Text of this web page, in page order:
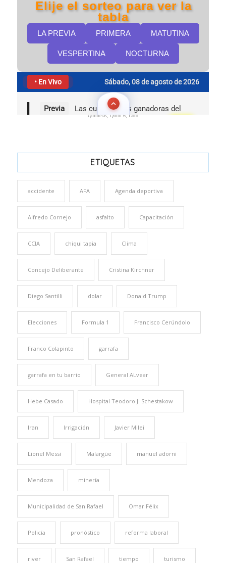
Quinielas, Quini 6, Loto
ETIQUETAS
accidente AFA Agenda deportiva
Alfredo Cornejo asfalto Capacitación
CCIA chiqui tapia Clima
Concejo Deliberante Cristina Kirchner
Diego Santilli dolar Donald Trump
Elecciones Formula 1 Francisco Cerúndolo
Franco Colapinto garrafa
garrafa en tu barrio General ALvear
Hebe Casado Hospital Teodoro J. Schestakow
Iran Irrigación Javier Milei
Lionel Messi Malargüe manuel adorni
Mendoza minería
Municipalidad de San Rafael Omar Félix
Policía pronóstico reforma laboral
river San Rafael tiempo turismo